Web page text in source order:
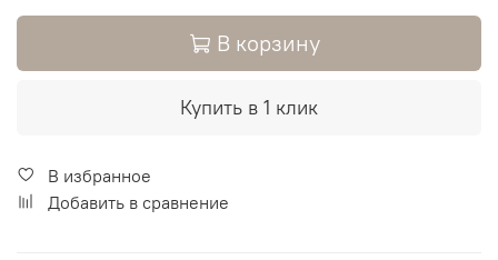
В корзину
Купить в 1 клик
В избранное
Добавить в сравнение